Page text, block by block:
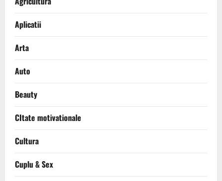
Aplicatii
Arta
Auto
Beauty
CItate motivationale
Cultura
Cuplu & Sex